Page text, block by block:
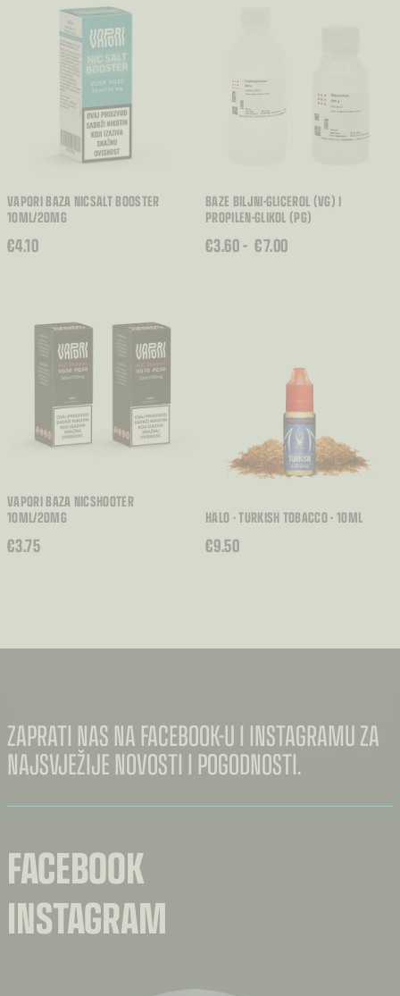
VAPORI BAZA NICSALT BOOSTER
10ML/20MG
€4.10
BAZE BILJNI-GLICEROL (VG) I
PROPILEN-GLIKOL (PG)
€3.60– €7.00
RASPON
VAPORI BAZA NICSHOOTER
10ML/20MG
€3.75
HALO - TURKISH TOBACCO - 10ML
€9.50
ZAPRATI NAS NA FACEBOOK-U I INSTAGRAMU ZA
NAJSVJEŽIJE NOVOSTI I POGODNOSTI.
FACEBOOK
INSTAGRAM